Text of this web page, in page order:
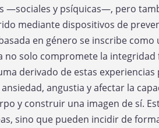
—sociales y psíquicas—, pero
mediante dispositivos de
en género se inscribe
solo compromete la integridad
derivado de estas
angustia y afectar la
y construir una imagen de sí.
sino que pueden incidir de